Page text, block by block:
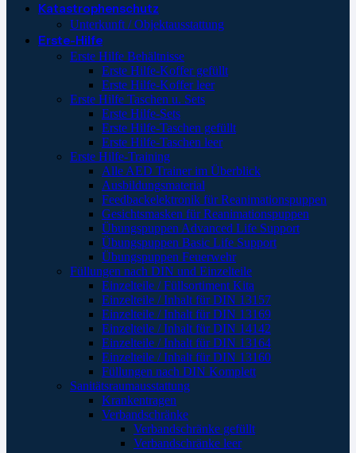
Katastrophenschutz
Unterkunft / Objektausstattung
Erste-Hilfe
Erste Hilfe Behältnisse
Erste Hilfe-Koffer gefüllt
Erste Hilfe-Koffer leer
Erste Hilfe Taschen u. Sets
Erste Hilfe-Sets
Erste Hilfe-Taschen gefüllt
Erste Hilfe-Taschen leer
Erste Hilfe-Training
Alle AED Trainer im Überblick
Ausbildungsmaterial
Feedbackelektronik für Reanimationspuppen
Gesichtsmasken für Reanimationspuppen
Übungspuppen Advanced Life Support
Übungspuppen Basic Life Support
Übungspuppen Feuerwehr
Füllungen nach DIN und Einzelteile
Einzelteile / Füllsortiment Kita
Einzelteile / Inhalt für DIN 13157
Einzelteile / Inhalt für DIN 13169
Einzelteile / Inhalt für DIN 14142
Einzelteile / Inhalt für DIN 13164
Einzelteile / Inhalt für DIN 13160
Füllungen nach DIN Komplett
Sanitätsraumausstattung
Krankentragen
Verbandschränke
Verbandschränke gefüllt
Verbandschränke leer